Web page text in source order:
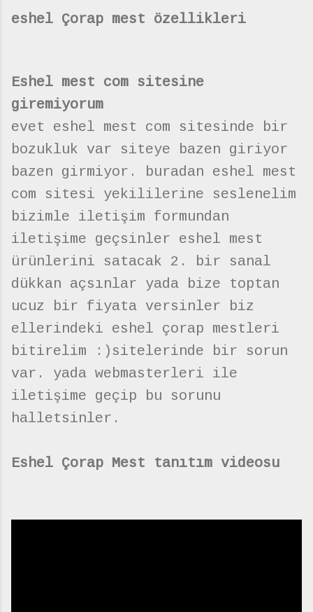
eshel Çorap mest özellikleri
Eshel mest com sitesine
giremiyorum
evet eshel mest com sitesinde bir
bozukluk var siteye bazen giriyor
bazen girmiyor. buradan eshel mest
com sitesi yekililerine seslenelim
bizimle iletişim formundan
iletişime geçsinler eshel mest
ürünlerini satacak 2. bir sanal
dükkan açsınlar yada bize toptan
ucuz bir fiyata versinler biz
ellerindeki eshel çorap mestleri
bitirelim :)sitelerinde bir sorun
var. yada webmasterleri ile
iletişime geçip bu sorunu
halletsinler.
Eshel Çorap Mest tanıtım videosu